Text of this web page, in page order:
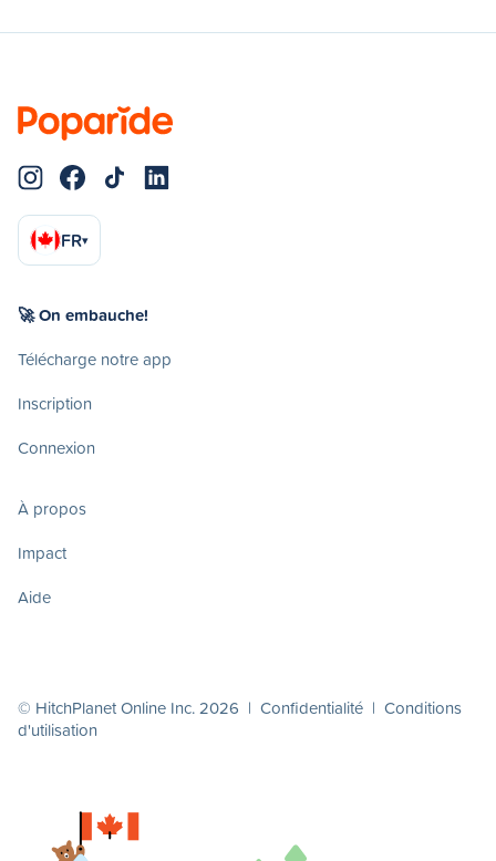
FR▾
🚀 On embauche!
Télécharge notre app
Inscription
Connexion
À propos
Impact
Aide
© HitchPlanet Online Inc. 2026 | Confidentialité | Conditions
d'utilisation